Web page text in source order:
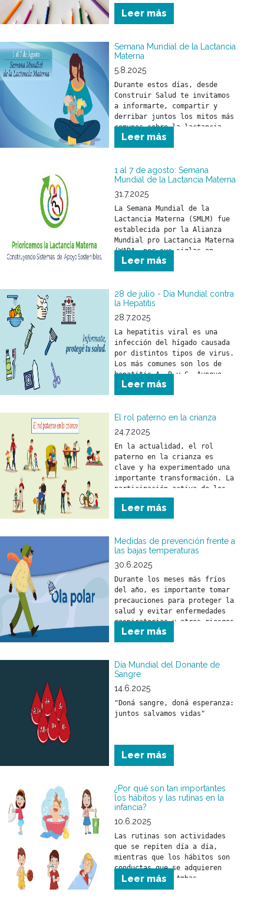
desarrollo físico, mental y
social.
Leer más
Semana Mundial de la Lactancia
Materna
5.8.2025
Durante estos días, desde
Construir Salud te invitamos
a informarte, compartir y
derribar juntos los mitos más
comunes sobre la lactancia.
Leer más
1 al 7 de agosto: Semana
Mundial de la Lactancia Materna
31.7.2025
La Semana Mundial de la
Lactancia Materna (SMLM) fue
establecida por la Alianza
Mundial pro Lactancia Materna
(WABA, por sus siglas en
inglés) y se celebra durante
los primeros días de agosto
Leer más
28 de julio - Día Mundial contra
la Hepatitis
28.7.2025
La hepatitis viral es una
infección del hígado causada
por distintos tipos de virus.
Los más comunes son los de
hepatitis A, B y C. Aunque
puede llegar a ser grave, es
prevenible y tratable gracias
efectivos.
Leer más
El rol paterno en la crianza
24.7.2025
En la actualidad, el rol
paterno en la crianza es
clave y ha experimentado una
importante transformación. La
participación activa de los
padres fortalece el vínculo
con sus hijos y tiene un
impacto positivo en su
social.
Leer más
Medidas de prevención frente a
las bajas temperaturas
30.6.2025
Durante los meses más fríos
del año, es importante tomar
precauciones para proteger la
salud y evitar enfermedades
respiratorias u otros riesgos
asociados al descenso de la
temperatura.
Leer más
Día Mundial del Donante de
Sangre
14.6.2025
"Doná sangre, doná esperanza:
juntos salvamos vidas"
Leer más
¿Por qué son tan importantes
los hábitos y las rutinas en la
infancia?
10.6.2025
Las rutinas son actividades
que se repiten día a día,
mientras que los hábitos son
conductas que se adquieren
con el tiempo. Ambas
herramientas ayudan a que
Leer más